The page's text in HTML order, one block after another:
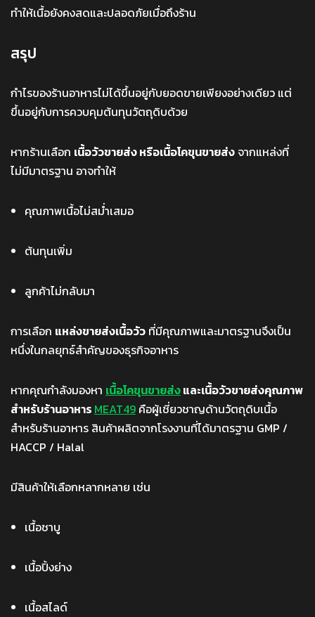
ทำให้เนื้อยังคงสดและปลอดภัยเมื่อถึงร้าน
สรุป
กำไรของร้านอาหารไม่ได้ขึ้นอยู่กับยอดขายเพียงอย่างเดียว แต่
ขึ้นอยู่กับการควบคุมต้นทุนวัตถุดิบด้วย
หากร้านเลือก เนื้อวัวขายส่ง หรือเนื้อโคขุนขายส่งจากแหล่งที่
ไม่มีมาตรฐาน อาจทำให้
คุณภาพเนื้อไม่สม่ำเสมอ
ต้นทุนเพิ่ม
ลูกค้าไม่กลับมา
การเลือก แหล่งขายส่งเนื้อวัว ที่มีคุณภาพและมาตรฐานจึงเป็น
หนึ่งในกลยุทธ์สำคัญของธุรกิจอาหาร
หากคุณกำลังมองหา เนื้อโคขุนขายส่งและเนื้อวัวขายส่งคุณภาพ
สำหรับร้านอาหาร MEAT49 คือผู้เชี่ยวชาญด้านวัตถุดิบเนื้อ
สำหรับร้านอาหาร สินค้าผลิตจากโรงงานที่ได้มาตรฐาน GMP /
HACCP / Halal
มีสินค้าให้เลือกหลากหลาย เช่น
เนื้อชาบู
เนื้อปิ้งย่าง
เนื้อสไลด์